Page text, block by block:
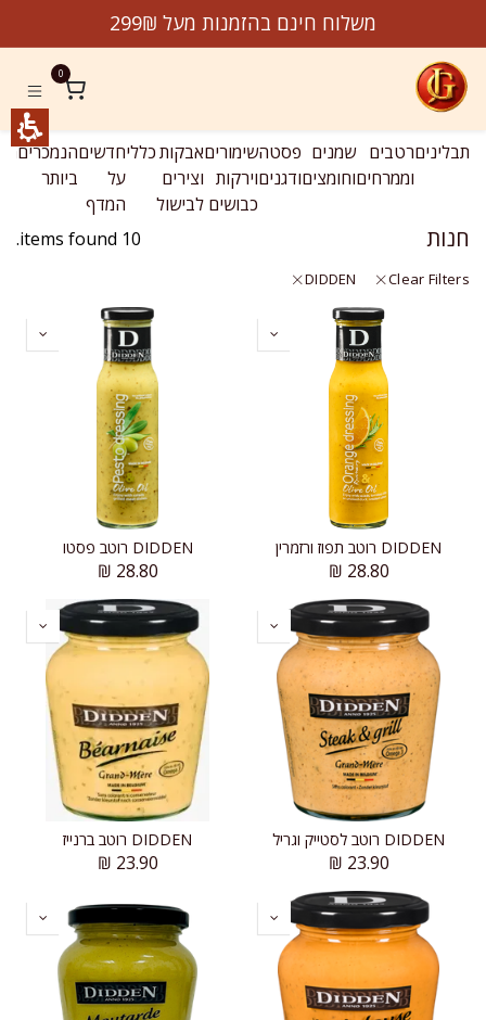
jeremygourmet.com
משלוח חינם בהזמנות מעל 299₪
0
תבליניםרטבים
וממרחים
שמנים
וחומצים
פסטה
ודגנים
שימורים
וירקות
כבושים
אבקות
וצירים
לבישול
כלליחדשים
על
המדף
הנמכרים
ביותר
חנות 10 items found.
Clear Filters
DIDDEN
DIDDEN רוטב תפוז ורזמרין
28.80
₪
DIDDEN רוטב פסטו
28.80
₪
DIDDEN רוטב לסטייק וגריל
23.90
₪
DIDDEN רוטב ברנייז
23.90
₪